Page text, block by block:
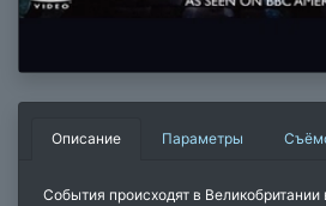
Описание Параметры
События происходят в Великобритании